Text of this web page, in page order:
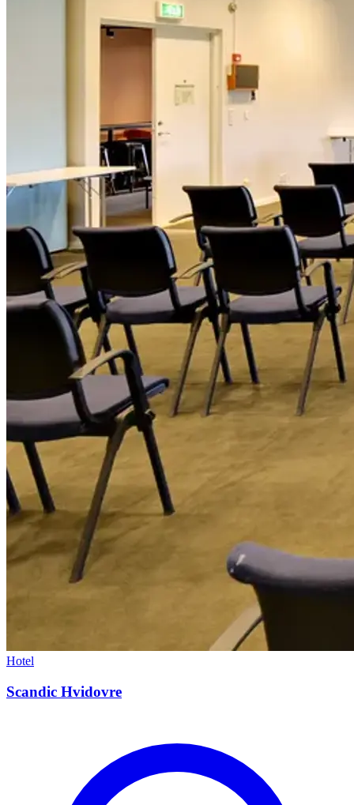
Hotel
Scandic Hvidovre